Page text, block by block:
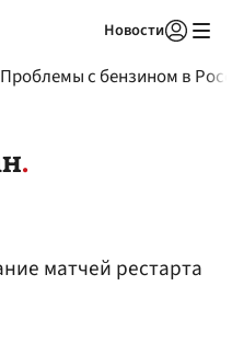
Новости
Проблемы с бензином в
матчей рестарта